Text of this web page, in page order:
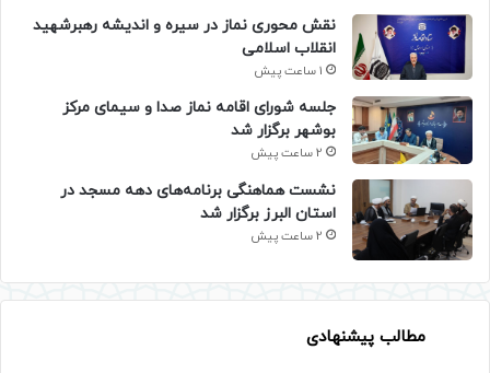
نقش محوری نماز در سیره و اندیشه رهبرشهید
انقلاب اسلامی
1 ساعت پیش
جلسه شورای اقامه نماز صدا و سیمای مرکز
بوشهر برگزار شد
2 ساعت پیش
نشست هماهنگی برنامه‌های دهه مسجد در
استان البرز برگزار شد
2 ساعت پیش
مطالب پیشنهادی